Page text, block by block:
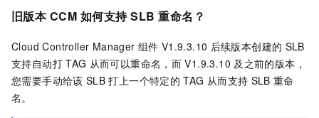
旧版本 CCM 如何支持 SLB 重命名？
Cloud Controller Manager 组件 V1.9.3.10 后续版本创建的 SLB
支持自动打 TAG 从而可以重命名，而 V1.9.3.10 及之前的版本，
您需要手动给该 SLB 打上一个特定的 TAG 从而支持 SLB 重命
名。